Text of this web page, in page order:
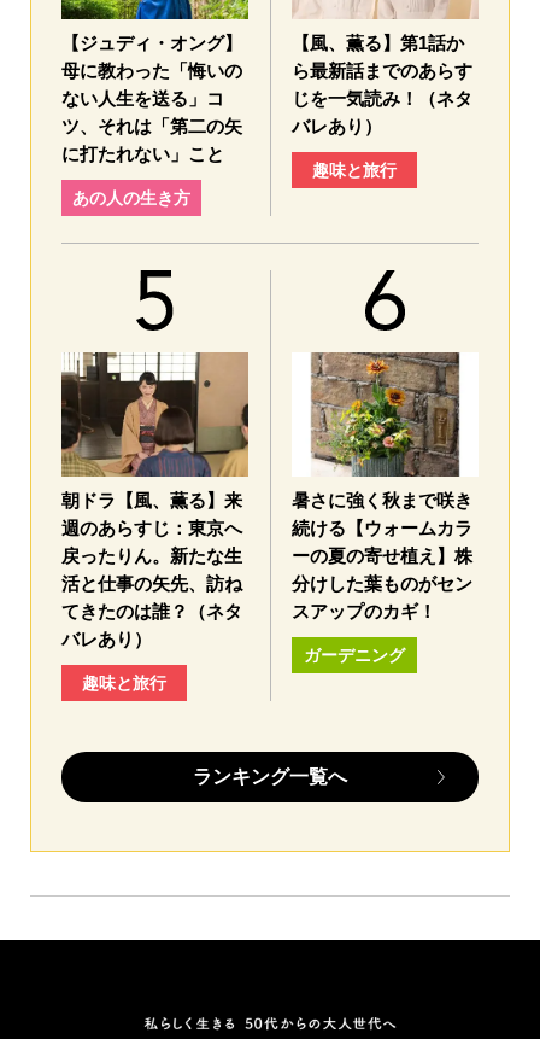
【ジュディ・オング】
母に教わった「悔いの
ない人生を送る」コ
ツ、それは「第二の矢
に打たれない」こと
あの人の生き方
【風、薫る】第1話か
ら最新話までのあらす
じを一気読み！（ネタ
バレあり）
趣味と旅行
朝ドラ【風、薫る】来
週のあらすじ：東京へ
戻ったりん。新たな生
活と仕事の矢先、訪ね
てきたのは誰？（ネタ
バレあり）
趣味と旅行
暑さに強く秋まで咲き
続ける【ウォームカラ
ーの夏の寄せ植え】株
分けした葉ものがセン
スアップのカギ！
ガーデニング
ランキング一覧へ